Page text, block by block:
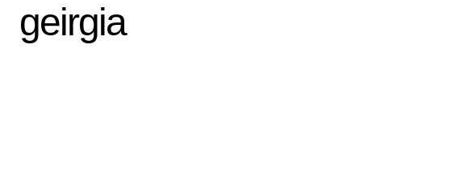
geirgia